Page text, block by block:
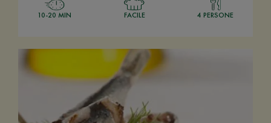
10-20 MIN FACILE 4 PERSONE